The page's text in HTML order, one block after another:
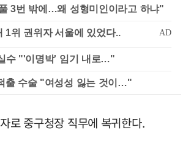
3번 밖에…왜 성형미인이라고 하냐"
수 "'이명박' 임기 내로…"
출 수술 "여성성 잃는 것이…"
로 중구청장 직무에 복귀한다.